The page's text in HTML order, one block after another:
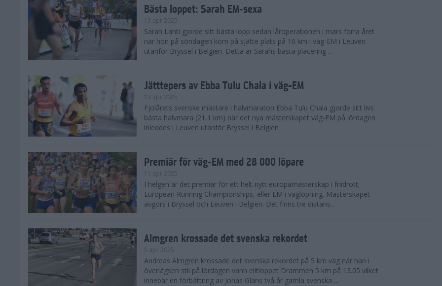
Bästa loppet: Sarah EM-sexa
13 apr 2025
Sarah Lahti gjorde sitt bästa lopp sedan låroperationen i mars förra året
när hon på söndagen kom på sjätte plats på 10 km i väg-EM i Leuven
utanför Bryssel i Belgien. Detta är Sarahs bästa placering ...
Jätttepers av Ebba Tulu Chala i väg-EM
12 apr 2025
Fjolårets svenske mästare i halvmaraton Ebba Tulu Chala gjorde sitt livs
bästa halvmara (21,1 km) när det nya mästerskapet väg-EM på lördagen
inleddes i Leuven utanför Bryssel i Belgien
Premiär för väg-EM med 28 000 löpare
11 apr 2025
I helgen är det premiär för ett helt nytt europamästerskap i friidrott;
European Running Championships, eller EM i väglöpning. Mästerskapet
avgörs i Bryssel och Leuven i Belgien. Det finns tre distans...
Almgren krossade det svenska rekordet
5 apr 2025
Andreas Almgren krossade det svenska rekordet på 5 km väg när han i
överlägsen stil på lördagen vann elitloppet Drammen 5 km på 13.05 vilket
innebär en förbättring av Jonas Glans två år gamla svenska ...